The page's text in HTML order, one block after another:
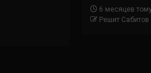
6 месяцев
Решит Сабитов